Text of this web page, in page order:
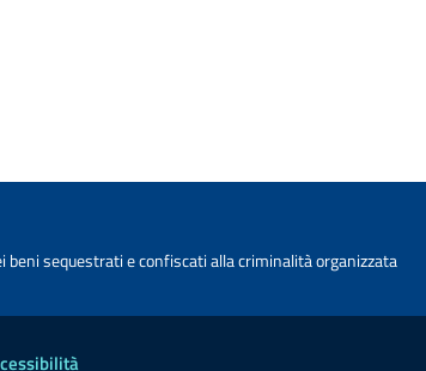
sequestrati e confiscati alla criminalità organizzata